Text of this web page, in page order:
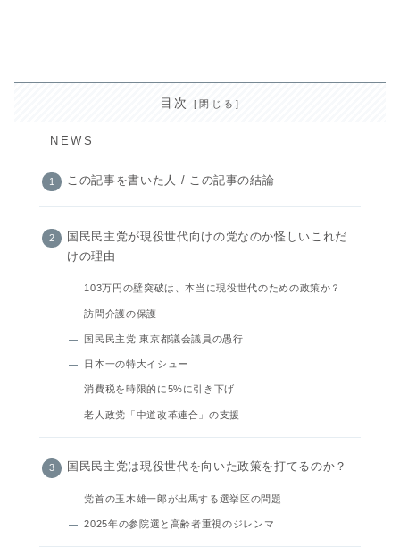
目次
NEWS
この記事を書いた人 / この記事の結論
国民民主党が現役世代向けの党なのか怪しいこれだ
けの理由
103万円の壁突破は、本当に現役世代のための政策か？
訪問介護の保護
国民民主党 東京都議会議員の愚行
日本一の特大イシュー
消費税を時限的に5%に引き下げ
老人政党「中道改革連合」の支援
国民民主党は現役世代を向いた政策を打てるのか？
党首の玉木雄一郎が出馬する選挙区の問題
2025年の参院選と高齢者重視のジレンマ